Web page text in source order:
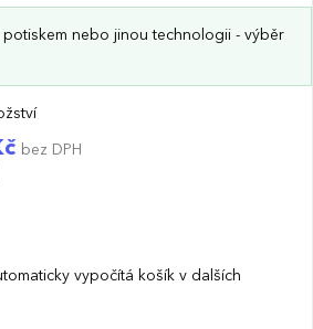
potiskem nebo jinou technologii - výběr
bez DPH
vypočítá košík v dalších